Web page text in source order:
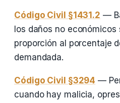
Código Civil §1431.2 —
los daños no económicos
proporción al porcentaje
demandada.
Código Civil §3294 —
cuando hay malicia,